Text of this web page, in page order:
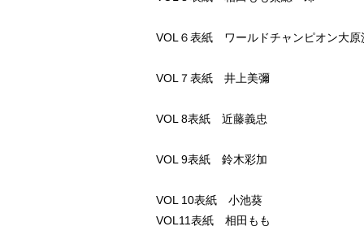
VOL６表紙 ワールドチャンピオン大原
VOL７表紙 井上美彌
VOL 8表紙 近藤義忠
VOL 9表紙 鈴木彩加
VOL 10表紙 小池葵
VOL11表紙 相田もも